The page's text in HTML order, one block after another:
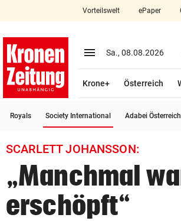
account_circle Anmelden
Wien
bookmark
search
Suchbegriff
eingeben
Vorteilswelt ePaper
menu Menü aufklappen
Sa., 08.08.2026
Krone+ Österreich
Royals Society International Adabei Österreich
SCARLETT JOHANSSON:
„Manchmal
erschöpft“